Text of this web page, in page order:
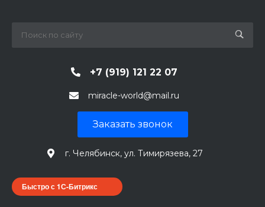
+7 (919) 121 22 07
miracle-world@mail.ru
Заказать звонок
г. Челябинск, ул. Тимирязева, 27
Быстро с 1С-Битрикс